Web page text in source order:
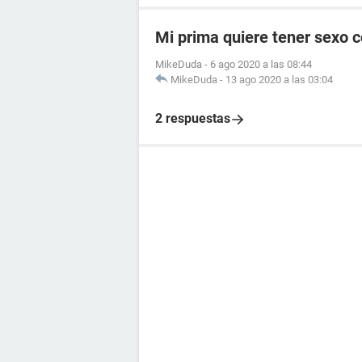
Mi prima quiere tener sexo
MikeDuda - 6 ago 2020 a las 08:44
MikeDuda - 13 ago 2020 a las 03:04
2 respuestas